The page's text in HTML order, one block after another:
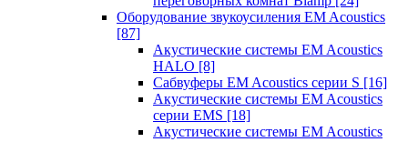
Оборудование звукоусиления EM Acoustics
[87]
Акустические системы EM Acoustics
HALO [8]
Сабвуферы EM Acoustics серии S [16]
Акустические системы EM Acoustics
серии EMS [18]
Акустические системы EM Acoustics